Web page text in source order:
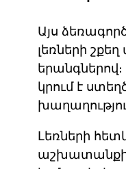
Այս
լեռների
կրում է
Լեռների
աշխատանքի